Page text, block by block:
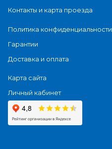
Контакты и карта проезда
Политика конфиденциальности
Гарантии
Доставка и оплата
Карта сайта
Личный кабинет